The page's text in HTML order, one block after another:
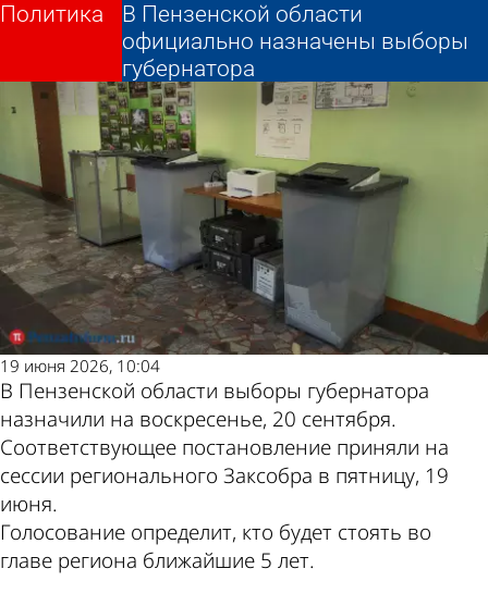
В Пензенской области
официально назначены выборы
губернатора
Политика
19 июня 2026, 10:04
В Пензенской области выборы губернатора
назначили на воскресенье, 20 сентября.
Соответствующее постановление приняли на
сессии регионального Заксобра в пятницу, 19
июня.
Голосование определит, кто будет стоять во
главе региона ближайшие 5 лет.
В Пензенской области
официально назначены выборы
губернатора
Политика
Другие новости по
теме
Погода и курсы
валют в Пензе